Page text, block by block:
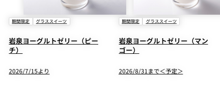
期間限定 グラススイーツ
岩泉ヨーグルトゼリー（ピー
チ）
2026/7/15より
期間限定 グラススイーツ
岩泉ヨーグルトゼリー（マン
ゴー）
2026/8/31まで＜予定＞